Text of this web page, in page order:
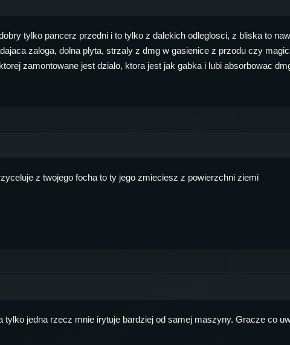
tylko pancerz przedni i to tylko z dalekich odleglosci, z bliska to
zaloga, dolna plyta, strzaly z dmg w gasienice z przodu czy
zamontowane jest dzialo, ktora jest jak gabka i lubi absorbowac
z twojego focha to ty jego zmieciesz z powierzchni ziemi
tylko jedna rzecz mnie irytuje bardziej od samej maszyny. Gracze co